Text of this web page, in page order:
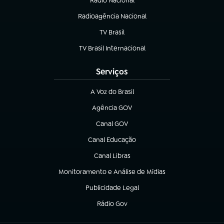
(abre em nova aba)
Radioagência Nacional
(abre em nova aba)
TV Brasil
(abre em nova aba)
TV Brasil Internacional
(abre em nova aba)
Serviços
A Voz do Brasil
(abre em nova aba)
Agência GOV
(abre em nova aba)
Canal GOV
(abre em nova aba)
Canal Educação
(abre em nova aba)
Canal Libras
(abre em nova aba)
Monitoramento e Análise de Mídias
(abre em nova aba)
Publicidade Legal
(abre em nova aba)
Rádio Gov
(abre em nova aba)